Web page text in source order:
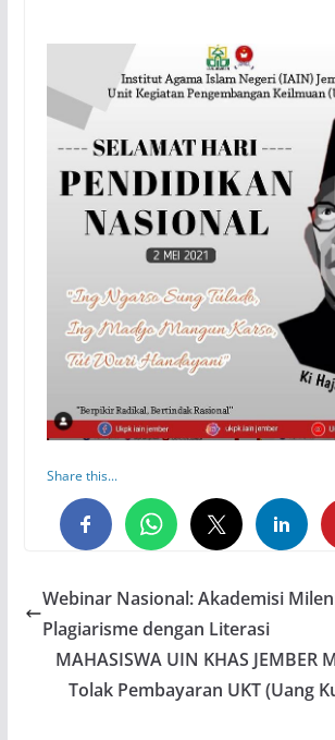
Share this...
Webinar Nasional: Akademisi
Plagiarisme dengan Literasi
MAHASISWA UIN KHAS JEMBER
Tolak Pembayaran UKT (Uang